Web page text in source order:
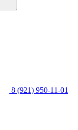
8 (921) 950-11-01